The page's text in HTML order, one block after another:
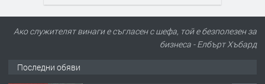
Ако служителят винаги е съгласен с шефа, той е безполезен за
бизнеса - Елбърт Хъбард
Последни обяви